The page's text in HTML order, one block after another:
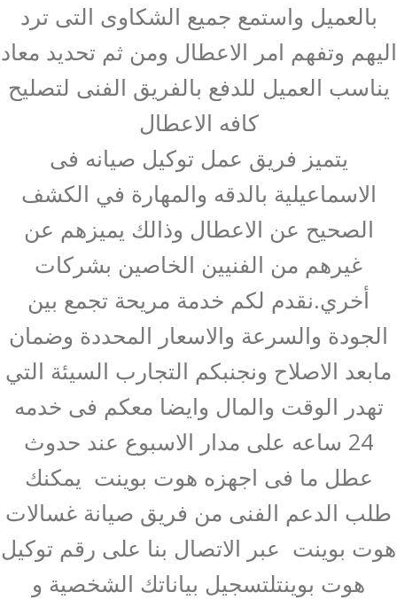
بالعميل واستمع جميع الشكاوى التى ترد
اليهم وتفهم امر الاعطال ومن ثم تحديد معاد
يناسب العميل للدفع بالفريق الفنى لتصليح
كافه الاعطال
يتميز فريق عمل توكيل صيانه فى
الاسماعيلية بالدقه والمهارة في الكشف
الصحيح عن الاعطال وذالك يميزهم عن
غيرهم من الفنيين الخاصين بشركات
أخري.نقدم لكم خدمة مريحة تجمع بين
الجودة والسرعة والاسعار المحددة وضمان
مابعد الاصلاح ونجنبكم التجارب السيئة التي
تهدر الوقت والمال وايضا معكم فى خدمه
24 ساعه على مدار الاسبوع عند حدوث
عطل ما فى اجهزه هوت بوينت يمكنك
طلب الدعم الفنى من فريق صيانة غسالات
هوت بوينت عبر الاتصال بنا على رقم توكيل
هوت بوينتلتسجيل بياناتك الشخصية و